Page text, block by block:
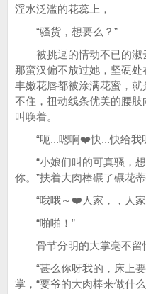
淫水泛滥的花蕊上，
“骚货，想要么？”
被挑逗的情动不已的淑云
那蛮汉偏不放过她，坚硬
丰嫩花唇都被涂满花蜜，
不住，扭动线条优美的腰
叫唤着。
“呃...嗯啊❤️快...快给我
“小娘们叫的可真骚，想
你。”扶着大肉棒碾了碾花蒂
“哦哦～❤️人家，，人家
“啪啪！”
骨节分明的大掌毫不留
“甚么你呀我的，床上要
掌，“要爷的大肉棒来做什